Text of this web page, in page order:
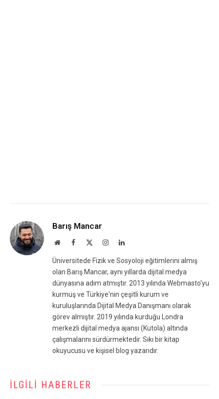
Barış Mancar
WebsiteFacebook InstagramLinkedIn
Üniversitede Fizik ve Sosyoloji eğitimlerini almış
olan Barış Mancar, aynı yıllarda dijital medya
dünyasına adım atmıştır. 2013 yılında Webmasto'yu
kurmuş ve Türkiye'nin çeşitli kurum ve
kuruluşlarında Dijital Medya Danışmanı olarak
görev almıştır. 2019 yılında kurduğu Londra
merkezli dijital medya ajansı (Kutola) altında
çalışmalarını sürdürmektedir. Sıkı bir kitap
okuyucusu ve kişisel blog yazarıdır.
İLGILI HABERLER